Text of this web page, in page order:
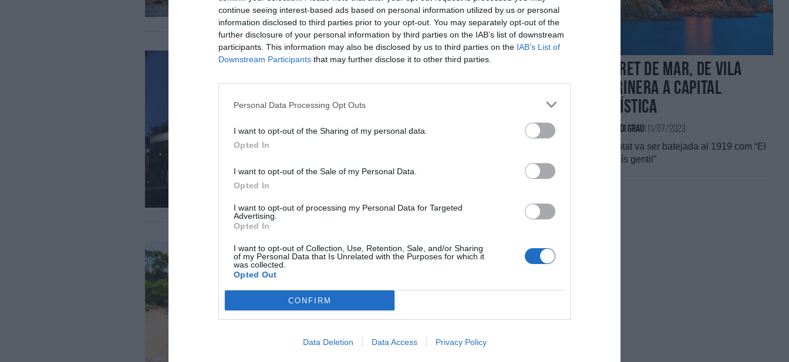
continue seeing interest-based ads based on personal information utilized by us or personal
information disclosed to third parties prior to your opt-out. You may separately opt-out of the
further disclosure of your personal information by third parties on the IAB’s list of downstream
participants. This information may also be disclosed by us to third parties on the IAB’s List of
Downstream Participants that may further disclose it to other third parties.
Personal Data Processing Opt Outs
I want to opt-out of the Sharing of my personal data.
Opted In
I want to opt-out of the Sale of my Personal Data.
Opted In
I want to opt-out of processing my Personal Data for Targeted
Advertising.
Opted In
I want to opt-out of Collection, Use, Retention, Sale, and/or Sharing
of my Personal Data that Is Unrelated with the Purposes for which it
was collected.
Opted Out
CONFIRM
Data Deletion Data Access Privacy Policy
L’últim dia del
restaurant Studio 66
La crònica d’un nou tancament en el sector de
Els 10 imprescindibles
La ciutat es converteix en la primera destinació
Lloret de Mar, de vila
marinera a capital
turística
Jordi Grau 11/07/2023
La ciutat va ser batejada al 1919 com “El
paradís gentil”